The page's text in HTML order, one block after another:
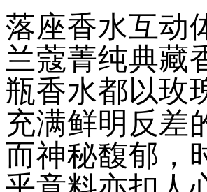
落座香水互动
兰蔻菁纯典藏
瓶香水都以玫
充满鲜明反差
而神秘馥郁，